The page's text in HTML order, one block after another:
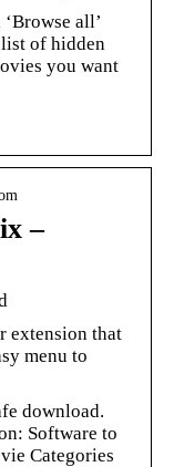
all’
of hidden
you want
–
extension that
menu to
download.
Software to
Categories